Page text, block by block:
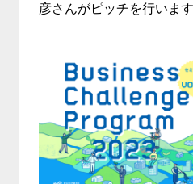
彦さんがピッチを行います